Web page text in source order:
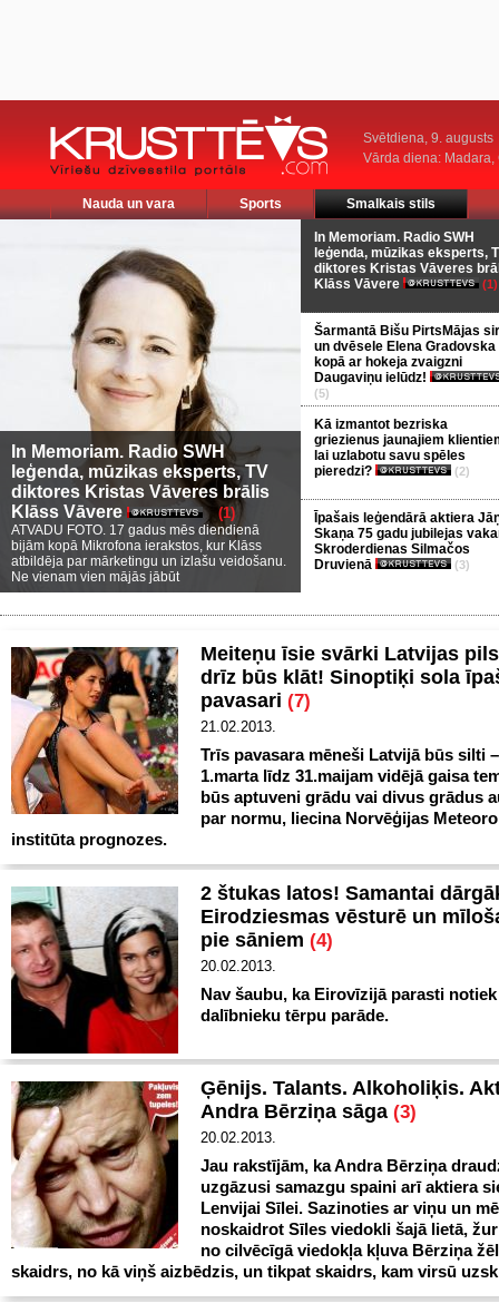
Svētdiena, 9. augusts
Vārda diena: Madara,
Nauda un vara Sports Smalkais stils
In Memoriam. Radio SWH
leģenda, mūzikas eksperts, TV
diktores Kristas Vāveres brālis
Klāss Vāvere
(1)
ATVADU FOTO. 17 gadus mēs diendienā
bijām kopā Mikrofona ierakstos, kur Klāss
atbildēja par mārketingu un izlašu veidošanu.
Ne vienam vien mājās jābūt
In Memoriam. Radio SWH
leģenda, mūzikas eksperts,
diktores Kristas Vāveres
Klāss Vāvere
(1)
Šarmantā Bišu PirtsMājas
un dvēsele Elena Gradovska
kopā ar hokeja zvaigzni
Daugaviņu ielūdz!
(5)
Kā izmantot bezriska
griezienus jaunajiem
lai uzlabotu savu spēles
pieredzi?
(2)
Īpašais leģendārā aktiera
Skaņa 75 gadu jubilejas
Skroderdienas Silmačos
Druvienā
(3)
Meiteņu īsie svārki Latvijas
drīz būs klāt! Sinoptiķi sola
pavasari (7)
21.02.2013.
Trīs pavasara mēneši Latvijā būs silti
1.marta līdz 31.maijam vidējā gaisa
būs aptuveni grādu vai divus grādus
par normu, liecina Norvēģijas
institūta prognozes.
2 štukas latos! Samantai
Eirodziesmas vēsturē un
pie sāniem (4)
20.02.2013.
Nav šaubu, ka Eirovīzijā parasti
dalībnieku tērpu parāde.
Ģēnijs. Talants. Alkoholiķis.
Andra Bērziņa sāga (3)
20.02.2013.
Jau rakstījām, ka Andra Bērziņa
uzgāzusi samazgu spaini arī aktiera
Lenvijai Sīlei. Sazinoties ar viņu un
noskaidrot Sīles viedokli šajā lietā,
no cilvēcīgā viedokļa kļuva Bērziņa
skaidrs, no kā viņš aizbēdzis, un tikpat skaidrs, kam virsū